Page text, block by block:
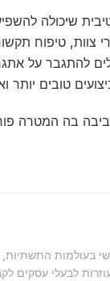
שיכולה
צוות, טיפוח
להתגבר על
טובים יותר
בה המטרה
בעולמות
לבעלי עסקים